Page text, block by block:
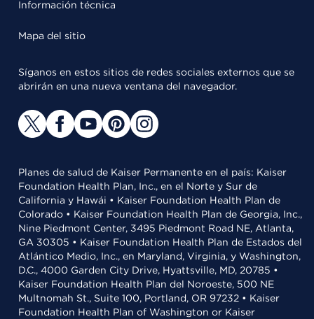
Información técnica
Mapa del sitio
Síganos en estos sitios de redes sociales externos que se
abrirán en una nueva ventana del navegador.
Planes de salud de Kaiser Permanente en el país: Kaiser
Foundation Health Plan, Inc., en el Norte y Sur de
California y Hawái • Kaiser Foundation Health Plan de
Colorado • Kaiser Foundation Health Plan de Georgia, Inc.,
Nine Piedmont Center, 3495 Piedmont Road NE, Atlanta,
GA 30305 • Kaiser Foundation Health Plan de Estados del
Atlántico Medio, Inc., en Maryland, Virginia, y Washington,
D.C., 4000 Garden City Drive, Hyattsville, MD, 20785 •
Kaiser Foundation Health Plan del Noroeste, 500 NE
Multnomah St., Suite 100, Portland, OR 97232 • Kaiser
Foundation Health Plan of Washington or Kaiser